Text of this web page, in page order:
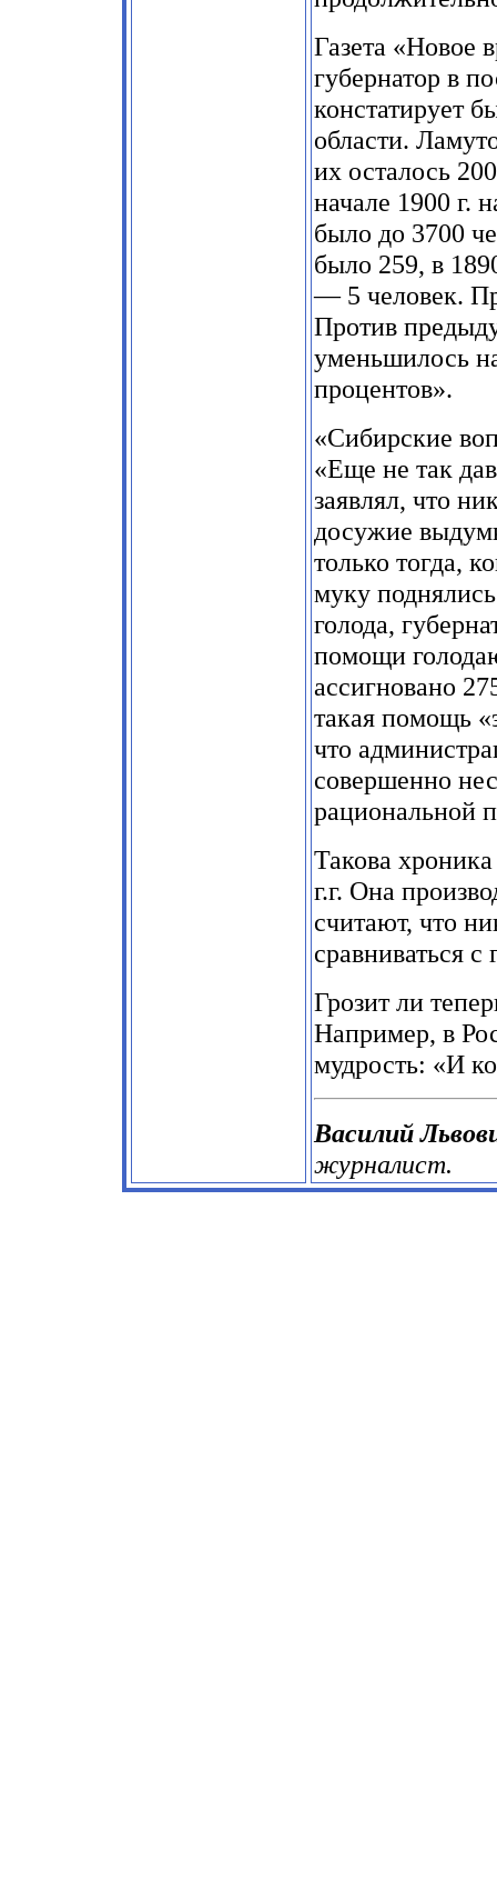
Газета «Новое
губернатор в
констатирует
области.
их осталось
начале 1900 г.
было до 3700
было 259, в
— 5 человек.
Против
уменьшилось
процентов».
«Сибирские
«Еще не так
заявлял, что
досужие
только тогда,
муку
голода,
помощи
ассигновано
такая помощь
что
совершенно
рациональной
Такова
г.г. Она
считают, что
сравниваться с
Грозит ли
Например, в
мудрость: «И
Василий
журналист.